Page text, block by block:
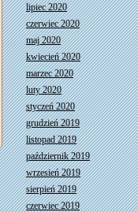
lipiec 2020
czerwiec 2020
maj 2020
kwiecień 2020
marzec 2020
luty 2020
styczeń 2020
grudzień 2019
listopad 2019
październik 2019
wrzesień 2019
sierpień 2019
czerwiec 2019